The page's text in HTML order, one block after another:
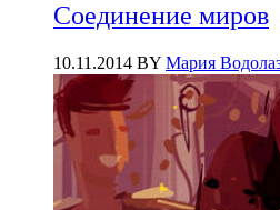
Соединение миров
10.11.2014 BY Мария